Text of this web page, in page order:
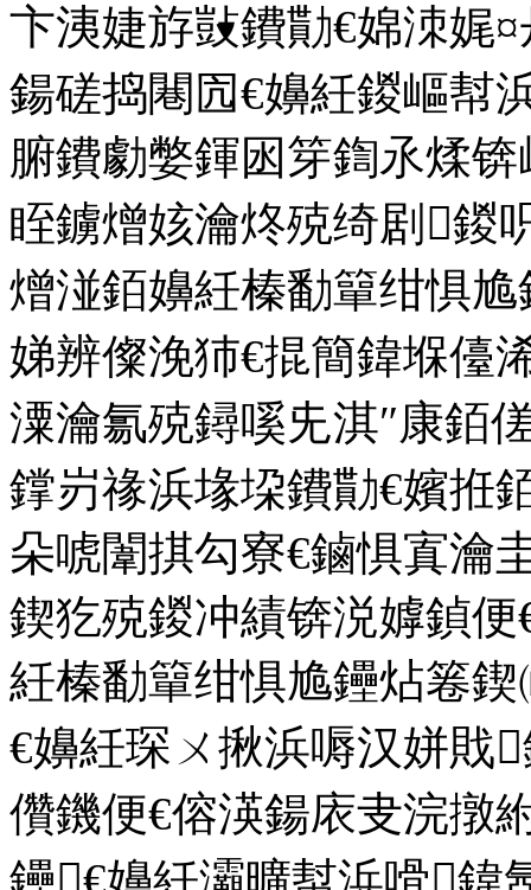
卞洟婕斿敱鐨勩€婂洓娓
鍚磋捣闀囥€嬶紝鍐嶇幇
腑鐨勮嫳鍕囦笌鍧氶煣
眰鐪熷姟瀹炵殑绮剧鍐
熷湴銆嬶紝榛勫簞绀惧
娣辨儏浼犻€掍簡鍏堢儓
潥瀹氱殑鐞嗘兂淇″康銆
鐣岃禒浜堟垜鐨勩€嬪拰
朵唬闈掑勾寮€鏀惧寘瀹
鍥犵殑鍐冲績锛涚嫭鍞
紝榛勫簞绀惧尯鑸炶箞
€嬶紝琛ㄨ揪浜嗕汉姘戝
儹鐖便€傛渶鍚庡叏浣撴